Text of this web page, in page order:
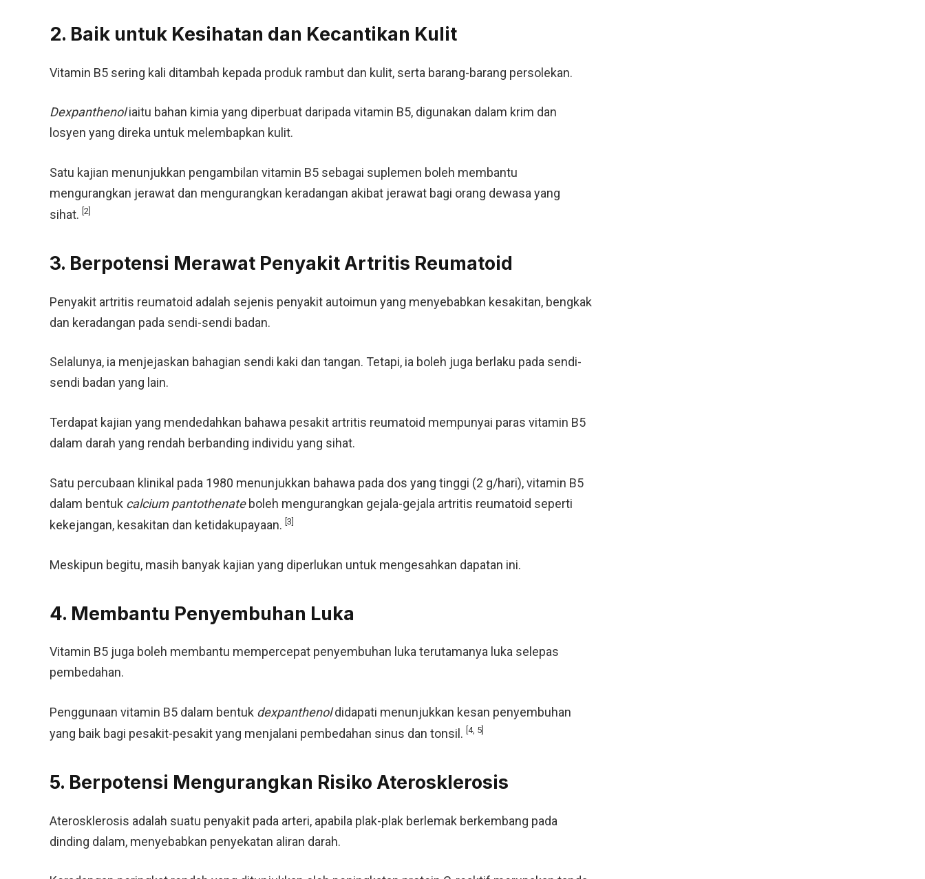
2. Baik untuk Kesihatan dan Kecantikan Kulit
Vitamin B5 sering kali ditambah kepada produk rambut dan kulit, serta barang-barang persolekan.
Dexpanthenoliaitu bahan kimia yang diperbuat daripada vitamin B5, digunakan dalam krim dan
losyen yang direka untuk melembapkan kulit.
Satu kajian menunjukkan pengambilan vitamin B5 sebagai suplemen boleh membantu
mengurangkan jerawat dan mengurangkan keradangan akibat jerawat bagi orang dewasa yang
sihat. [2]
3. Berpotensi Merawat Penyakit Artritis Reumatoid
Penyakit artritis reumatoid adalah sejenis penyakit autoimun yang menyebabkan kesakitan, bengkak
dan keradangan pada sendi-sendi badan.
Selalunya, ia menjejaskan bahagian sendi kaki dan tangan. Tetapi, ia boleh juga berlaku pada sendi-
sendi badan yang lain.
Terdapat kajian yang mendedahkan bahawa pesakit artritis reumatoid mempunyai paras vitamin B5
dalam darah yang rendah berbanding individu yang sihat.
Satu percubaan klinikal pada 1980 menunjukkan bahawa pada dos yang tinggi (2 g/hari), vitamin B5
dalam bentuk calcium pantothenateboleh mengurangkan gejala-gejala artritis reumatoid seperti
kekejangan, kesakitan dan ketidakupayaan. [3]
Meskipun begitu, masih banyak kajian yang diperlukan untuk mengesahkan dapatan ini.
4. Membantu Penyembuhan Luka
Vitamin B5 juga boleh membantu mempercepat penyembuhan luka terutamanya luka selepas
pembedahan.
Penggunaan vitamin B5 dalam bentuk dexpanthenoldidapati menunjukkan kesan penyembuhan
yang baik bagi pesakit-pesakit yang menjalani pembedahan sinus dan tonsil. [4, 5]
5. Berpotensi Mengurangkan Risiko Aterosklerosis
Aterosklerosis adalah suatu penyakit pada arteri, apabila plak-plak berlemak berkembang pada
dinding dalam, menyebabkan penyekatan aliran darah.